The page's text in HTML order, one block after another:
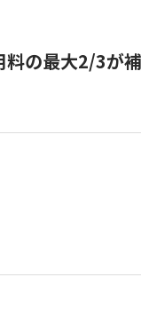
料の最大2/3が